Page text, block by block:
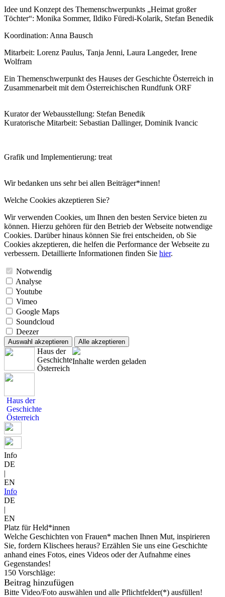
Idee und Konzept des Themenschwerpunkts „Heimat großer
Töchter“: Monika Sommer, Ildiko Füredi-Kolarik, Stefan Benedik
Koordination: Anna Bausch
Mitarbeit: Lorenz Paulus, Tanja Jenni, Laura Langeder, Irene
Wolfram
Ein Themenschwerpunkt des Hauses der Geschichte Österreich in
Zusammenarbeit mit dem Österreichischen Rundfunk ORF
Kurator der Webausstellung: Stefan Benedik
Kuratorische Mitarbeit: Sebastian Dallinger, Dominik Ivancic
Grafik und Implementierung: treat
Wir bedanken uns sehr bei allen Beiträger*innen!
Welche Cookies akzeptieren Sie?
Wir verwenden Cookies, um Ihnen den besten Service bieten zu
können. Hierzu gehören für den Betrieb der Webseite notwendige
Cookies. Darüber hinaus können Sie frei entscheiden, ob Sie
Cookies akzeptieren, die helfen die Performance der Webseite zu
verbessern. Detaillierte Informationen finden Sie hier.
Notwendig
Analyse
Youtube
Vimeo
Google Maps
Soundcloud
Deezer
Auswahl akzeptieren Alle akzeptieren
Haus der
Geschichte
Österreich
Inhalte werden geladen
Haus der
Geschichte
Österreich
Info
DE
|
EN
Info
DE
|
EN
Platz für Held*innen
Welche Geschichten von Frauen* machen Ihnen Mut, inspirieren
Sie, fordern Klischees heraus? Erzählen Sie uns eine Geschichte
anhand eines Fotos, eines Videos oder der Aufnahme eines
Gegenstandes!
150 Vorschläge:
Beitrag hinzufügen
Bitte Video/Foto auswählen und alle Pflichtfelder(*) ausfüllen!